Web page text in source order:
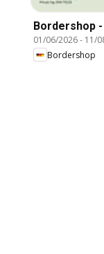
Bordershop
01/06/2026- 11/
Bordershop